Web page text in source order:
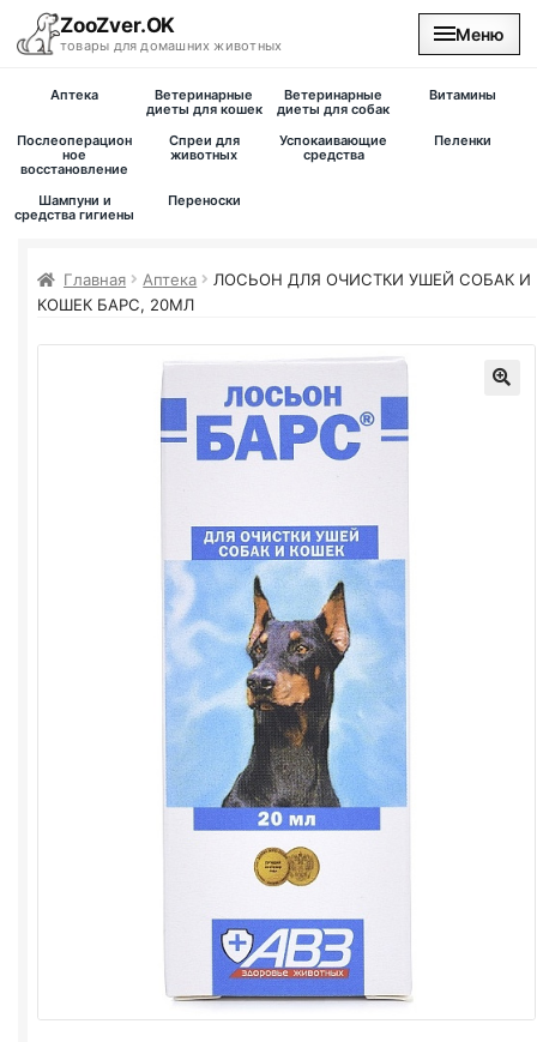
ZooZver.OK
товары для домашних животных
Меню
Каталог
Вакансии
Аптека
Ветеринарные
диеты для кошек
Ветеринарные
диеты для собак
Витамины
Послеоперацион
ное
восстановление
Спреи для
животных
Успокаивающие
средства
Пеленки
Шампуни и
средства гигиены
Переноски
Главная Аптека
ЛОСЬОН ДЛЯ ОЧИСТКИ УШЕЙ СОБАК И
КОШЕК БАРС, 20МЛ